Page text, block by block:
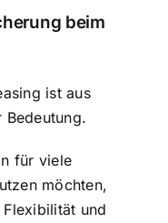
beim
ist aus
Bedeutung.
für viele
möchten,
und